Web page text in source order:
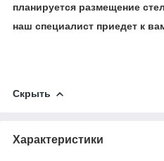
планируется размещение
наш специалист приедет к
Скрыть
Характеристики